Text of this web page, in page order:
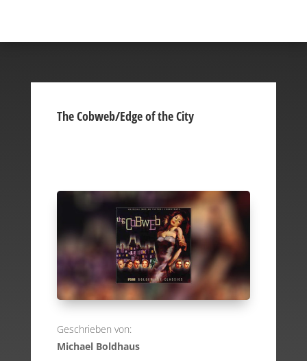
The Cobweb/Edge of the City
Geschrieben von:
Michael Boldhaus